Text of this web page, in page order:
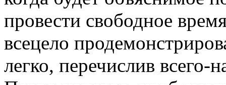
провести свободное
всецело
легко, перечислив всего-